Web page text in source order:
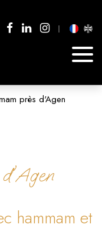
près d'Agen
hammam et